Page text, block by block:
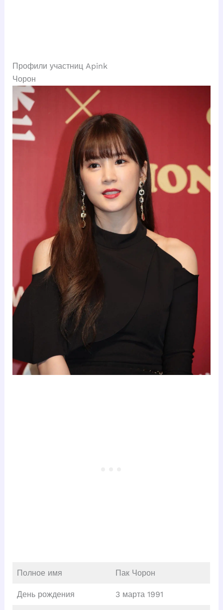
Профили участниц Apink
Чорон
Полное имя Пак Чорон
День рождения 3 марта 1991